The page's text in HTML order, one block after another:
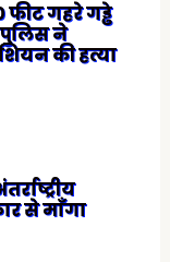
फीट गहरे गड्ढे
ने
की हत्या
से माँगा